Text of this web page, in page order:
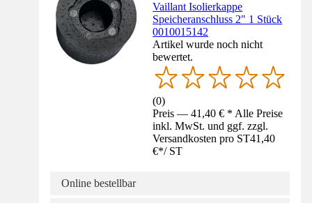
Vaillant Isolierkappe
Speicheranschluss 2" 1 Stück
0010015142
Artikel wurde noch nicht
bewertet.
(0)
Preis — 41,40 € * Alle Preise
inkl. MwSt. und ggf. zzgl.
Versandkosten pro ST41,40
€*/ ST
Online bestellbar